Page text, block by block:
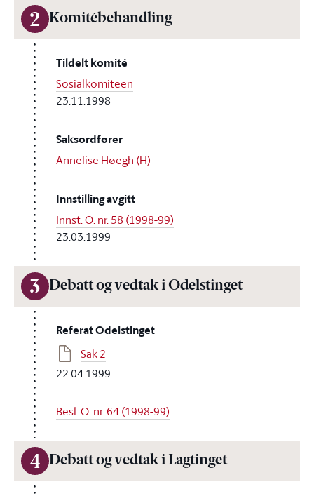
2 Komitébehandling
Tildelt komité
Sosialkomiteen
23.11.1998
Saksordfører
Annelise Høegh (H)
Innstilling avgitt
Innst. O. nr. 58 (1998-99)
23.03.1999
3 Debatt og vedtak i Odelstinget
Referat Odelstinget
Sak 2
22.04.1999
Besl. O. nr. 64 (1998-99)
4 Debatt og vedtak i Lagtinget